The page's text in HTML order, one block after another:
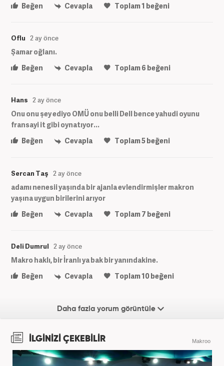
Beğen
Cevapla Toplam1 beğeni
Oflu 2 ay önce
Şamar oğlanı.
Beğen
Cevapla Toplam6 beğeni
Hans 2 ay önce
Onu onu şey ediyo OMÜ onu belli Dell bence yahudi oyunu
fransayi it gibi oynatıyor...
Beğen
Cevapla Toplam5beğeni
Sercan Taş 2 ay önce
adamı nenesii yaşında bir ajanla evlendirmişler makron
yaşına uygun birilerini arıyor
Beğen
Cevapla Toplam7 beğeni
Deli Dumrul 2 ay önce
Makro haklı, bir İranlı ya bak bir yanındakine.
Beğen
Cevapla Toplam10beğeni
Daha fazla yorum görüntüle
İLGİNİZİ ÇEKEBİLİR Makroo